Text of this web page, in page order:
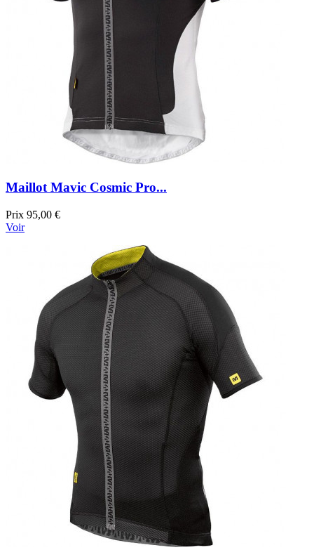
Maillot Mavic Cosmic Pro...
Prix 95,00 €
Voir